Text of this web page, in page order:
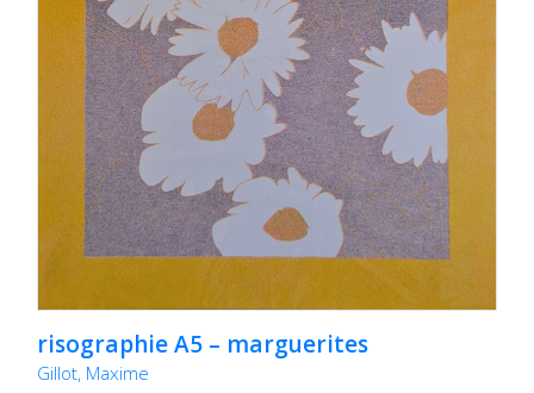
risographie A5 – marguerites
Gillot, Maxime